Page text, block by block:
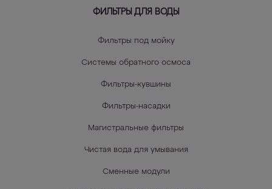
ФИЛЬТРЫ ДЛЯ ВОДЫ
Фильтры под мойку
Системы обратного осмоса
Фильтры-кувшины
Фильтры-насадки
Магистральные фильтры
Чистая вода для умывания
Сменные модули